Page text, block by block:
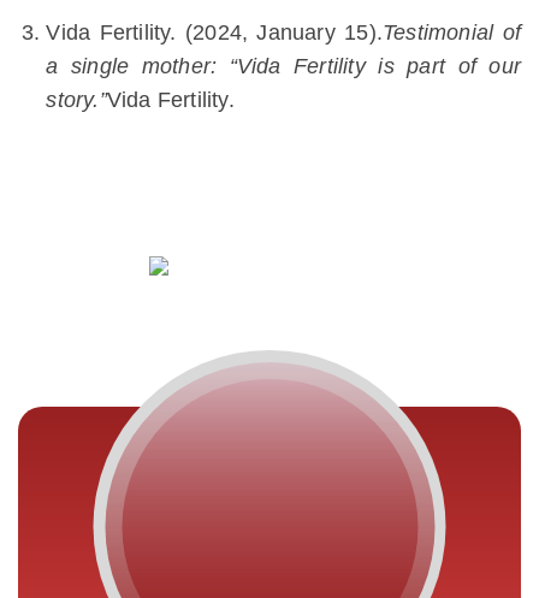
Vida Fertility. (2024, January 15).Testimonial of
a single mother: “Vida Fertility is part of our
story.”Vida Fertility.